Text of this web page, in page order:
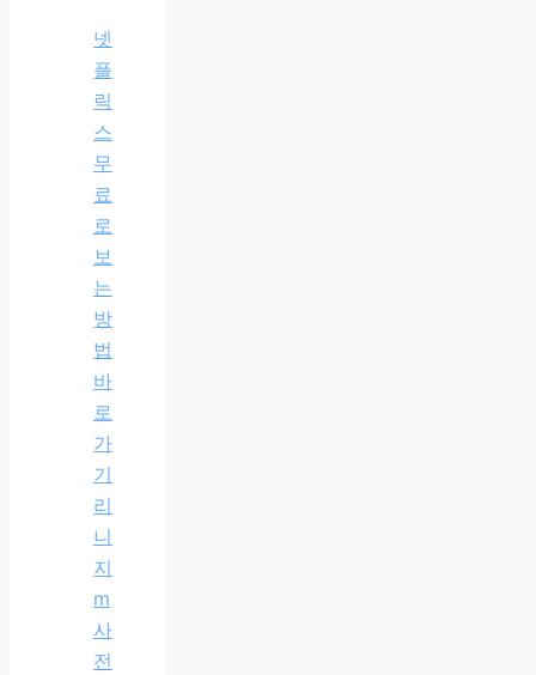
넷
플
릭
스
무
료
로
보
는
방
법
바
로
가
기
리
니
지
m
사
전